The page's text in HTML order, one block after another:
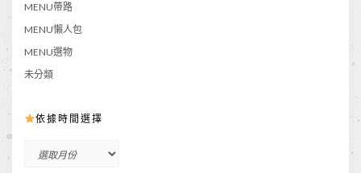
MENU帶路
MENU懶人包
MENU選物
未分類
依據時間選擇